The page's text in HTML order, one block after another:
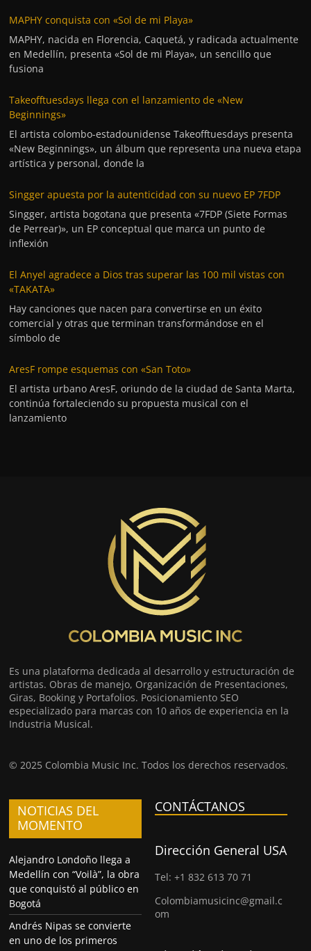
MAPHY conquista con «Sol de mi Playa»
MAPHY, nacida en Florencia, Caquetá, y radicada actualmente
en Medellín, presenta «Sol de mi Playa», un sencillo que
fusiona
Takeofftuesdays llega con el lanzamiento de «New
Beginnings»
El artista colombo-estadounidense Takeofftuesdays presenta
«New Beginnings», un álbum que representa una nueva etapa
artística y personal, donde la
Singger apuesta por la autenticidad con su nuevo EP 7FDP
Singger, artista bogotana que presenta «7FDP (Siete Formas
de Perrear)», un EP conceptual que marca un punto de
inflexión
El Anyel agradece a Dios tras superar las 100 mil vistas con
«TAKATA»
Hay canciones que nacen para convertirse en un éxito
comercial y otras que terminan transformándose en el
símbolo de
AresF rompe esquemas con «San Toto»
El artista urbano AresF, oriundo de la ciudad de Santa Marta,
continúa fortaleciendo su propuesta musical con el
lanzamiento
Es una plataforma dedicada al desarrollo y estructuración de
artistas. Obras de manejo, Organización de Presentaciones,
Giras, Booking y Portafolios. Posicionamiento SEO
especializado para marcas con 10 años de experiencia en la
Industria Musical.
© 2025 Colombia Music Inc. Todos los derechos reservados.
NOTICIAS DEL
MOMENTO
Alejandro Londoño llega a
Medellín con “Voilà”, la obra
que conquistó al público en
Bogotá
Andrés Nipas se convierte
en uno de los primeros
CONTÁCTANOS
Dirección General USA
Tel: +1 832 613 70 71
Colombiamusicinc@gmail.c
om